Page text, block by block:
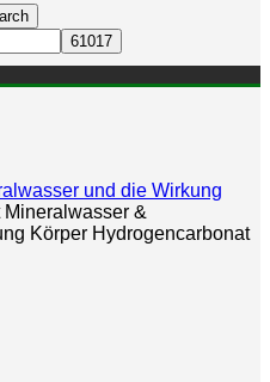
und die Wirkung
&
Körper Hydrogencarbonat